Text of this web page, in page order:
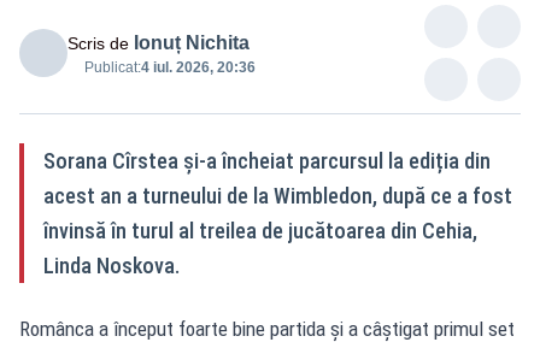
Scris de Ionuț Nichita
Publicat:4 iul. 2026, 20:36
Sorana Cîrstea și-a încheiat parcursul la ediția din
acest an a turneului de la Wimbledon, după ce a fost
învinsă în turul al treilea de jucătoarea din Cehia,
Linda Noskova.
Românca a început foarte bine partida și a câștigat primul set